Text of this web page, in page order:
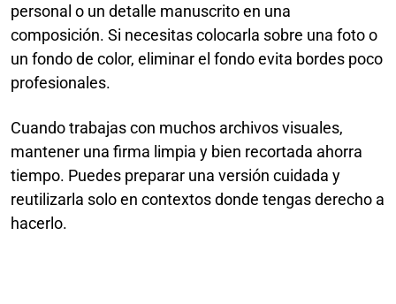
personal o un detalle manuscrito en una
composición. Si necesitas colocarla sobre una foto o
un fondo de color, eliminar el fondo evita bordes poco
profesionales.
Cuando trabajas con muchos archivos visuales,
mantener una firma limpia y bien recortada ahorra
tiempo. Puedes preparar una versión cuidada y
reutilizarla solo en contextos donde tengas derecho a
hacerlo.